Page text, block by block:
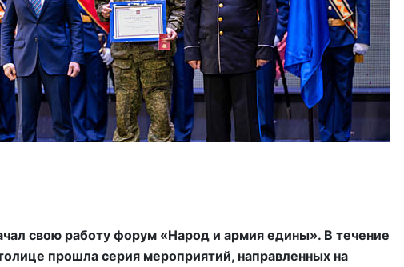
свою работу форум «Народ и армия едины». В течение
прошла серия мероприятий, направленных на